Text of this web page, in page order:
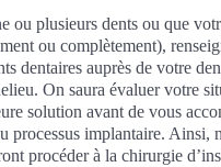
ou plusieurs dents ou que
ou complètement),
dentaires auprès de votre
On saura évaluer votre
solution avant de vous
processus implantaire. Ainsi,
procéder à la chirurgie